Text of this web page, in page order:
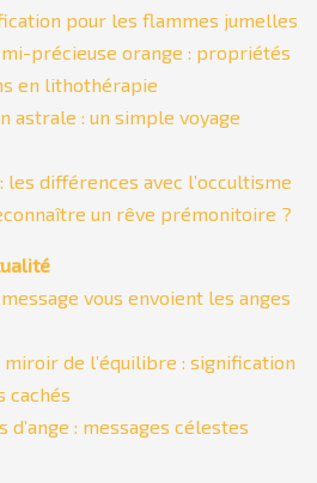
pour les flammes jumelles
précieuse orange : propriétés
en lithothérapie
astrale : un simple voyage
les différences avec l’occultisme
un rêve prémonitoire ?
vous envoient les anges
miroir de l’équilibre : signification
cachés
d’ange : messages célestes